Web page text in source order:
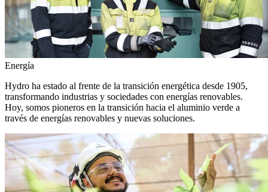
Energía
Hydro ha estado al frente de la transición energética desde 1905,
transformando industrias y sociedades con energías renovables.
Hoy, somos pioneros en la transición hacia el aluminio verde a
través de energías renovables y nuevas soluciones.